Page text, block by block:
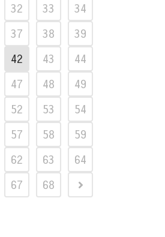
32 33
34
37 38
39
42 43
44
47 48
49
52 53
54
57 58
59
62 63
64
67 68